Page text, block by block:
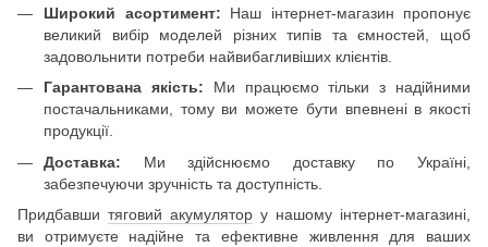
Широкий асортимент: Наш інтернет-магазин пропонує
великий вибір моделей різних типів та ємностей, щоб
задовольнити потреби найвибагливіших клієнтів.
Гарантована якість: Ми працюємо тільки з надійними
постачальниками, тому ви можете бути впевнені в якості
продукції.
Доставка: Ми здійснюємо доставку по Україні,
забезпечуючи зручність та доступність.
Придбавши тяговий акумулятор у нашому інтернет-магазині,
ви отримуєте надійне та ефективне живлення для ваших